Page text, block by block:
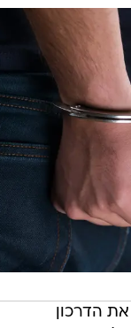
הדרכון